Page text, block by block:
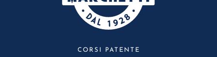
CORSI PATENTE